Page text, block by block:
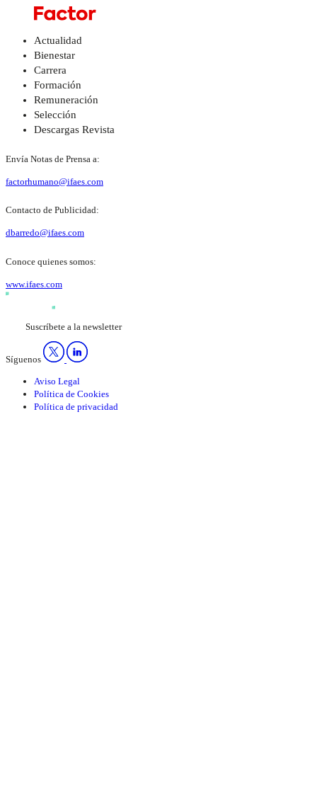
Actualidad
Bienestar
Carrera
Formación
Remuneración
Selección
Descargas Revista
Envía Notas de Prensa a:
factorhumano@ifaes.com
Contacto de Publicidad:
dbarredo@ifaes.com
Conoce quienes somos:
www.ifaes.com
Suscríbete a la newsletter
Síguenos
Aviso Legal
Política de Cookies
Política de privacidad